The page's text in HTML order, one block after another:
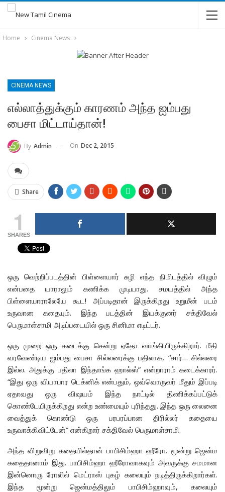
Home Cinema News
CINEMA NEWS
எல்லாத்துக்கும் காரணம் அந்த ஐம்பது
பைசா மிட்டாய்தான்!
By Admin On Dec 2, 2015
Share
1
SHARES
ஒரு வெற்றிப்படத்தின் பிள்ளையார் சுழி எந்த நிமிடத்தில் விழும்
என்பதை யாராலும் கணிக்க முடியாது. சமயத்தில் அந்த
பிள்ளையாராலேயே கூட! அப்படிதான் இருக்கிறது உறுமீன் படம்
உருவான கதையும். இந்த படத்தின் இயக்குனர் சக்திவேல்
பெருமாள்சாமி அடிப்படையில் ஒரு சினிமா எடிட்டர்.
ஒரு முறை ஒரு கடைக்கு சென்று ஏதோ வாங்கியிருக்கிறார். மீதி
வரவேண்டிய ஐம்பது பைசா சில்லரைக்கு பதிலாக, “சார்… சில்லரை
இல்ல. அதுக்கு பதிலா இந்தாங்க ஹால்ஸ்” என்றாராம் கடைக்காரர்.
“இது ஒரு வியாபார டெக்னிக் என்பதும், ஒவ்வொருவர் மீதும் இப்படி
ஏதாவது ஒரு விஷயம் இந்த நாட்டில் திணிக்கப்பட்டுக்
கொண்டேயிருக்கிறது என்ற உண்மையும் புரிந்தது. இந்த ஒரு லைனை
வைத்துக் கொண்டு ஒரு பரபரப்பான திரில்லர் கதையை
உருவாக்கிவிட்டேன்” என்கிறார் சக்திவேல் பெருமாள்சாமி.
அந்த விறுவிறு கதையில்தான் பாபிசிம்ஹா ஹீரோ. மூன்று ஜென்ம
கதைதானாம் இது. பாபிசிம்ஹா ஹீரோவாகவும் அவருக்கு சமமான
இன்னொரு ரோலில் மெட்ராஸ் புகழ் கலையும் நடித்திருக்கிறார்கள்.
இந்த மூன்று ஜென்மத்திலும் பாபிசிம்ஹாவும், கலையும்